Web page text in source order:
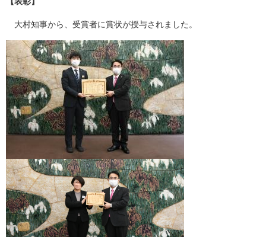
大村知事から、受賞者に賞状が授与されました。